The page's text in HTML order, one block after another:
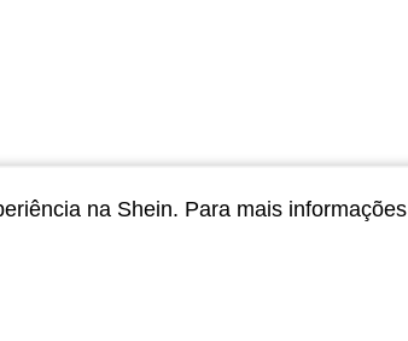
Útil (0)na Shein. Para mais informações